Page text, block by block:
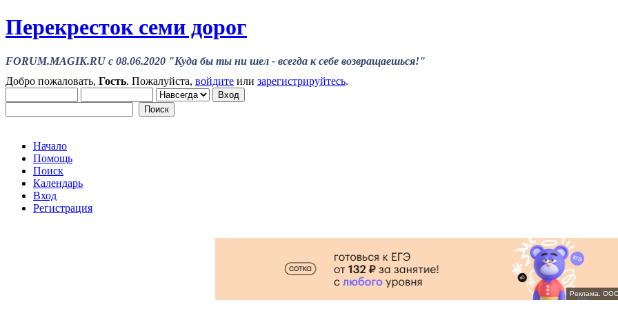
Перекресток семи дорог
FORUM.MAGIK.RU c 08.06.2020 "Куда бы ты ни шел - всегда к себе возвращаешься!"
Добро пожаловать, Гость. Пожалуйста, войдите или зарегистрируйтесь.
Начало
Помощь
Поиск
Календарь
Вход
Регистрация
Реклама.